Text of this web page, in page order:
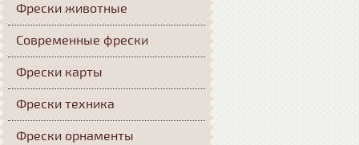
Фрески животные
Современные фрески
Фрески карты
Фрески техника
Фрески орнаменты